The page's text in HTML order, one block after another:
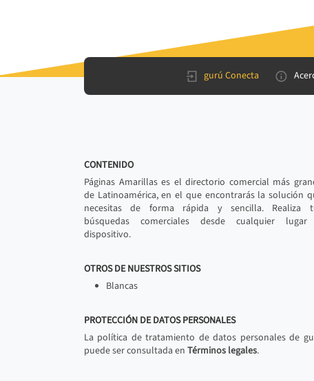
gurú Conecta
CONTENIDO
Páginas Amarillas es el directorio comercial más
de Latinoamérica, en el que encontrarás la solución
necesitas de forma rápida y sencilla. Realiza
búsquedas comerciales desde cualquier
dispositivo.
OTROS DE NUESTROS SITIOS
Blancas
PROTECCIÓN DE DATOS PERSONALES
La política de tratamiento de datos personales de
puede ser consultada en Términos legales.